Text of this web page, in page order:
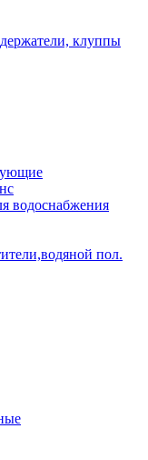
клуппы
водоснабжения
пол.